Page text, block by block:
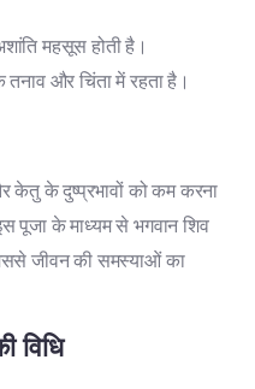
महसूस होती है।
तनाव और चिंता में रहता है।
केतु के दुष्प्रभावों को कम करना
पूजा के माध्यम से भगवान शिव
जीवन की समस्याओं का
विधि